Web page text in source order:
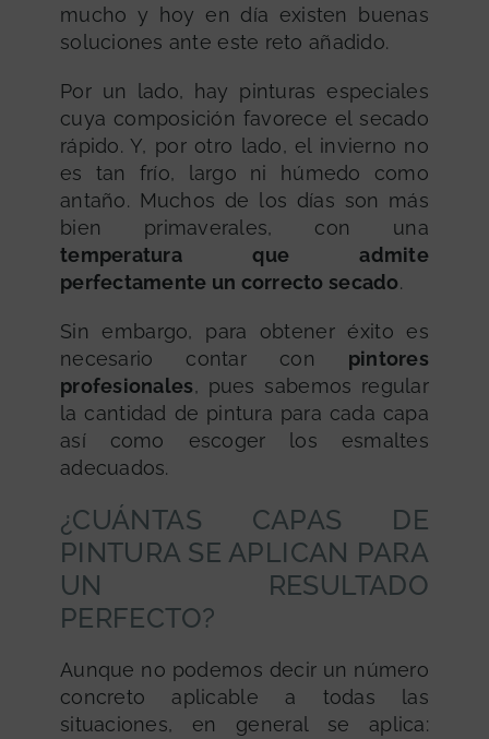
mucho y hoy en día existen buenas
soluciones ante este reto añadido.
Por un lado, hay pinturas especiales
cuya composición favorece el secado
rápido. Y, por otro lado, el invierno no
es tan frío, largo ni húmedo como
antaño. Muchos de los días son más
bien primaverales, con una
temperatura que admite
perfectamente un correcto secado.
Sin embargo, para obtener éxito es
necesario contar con pintores
profesionales, pues sabemos regular
la cantidad de pintura para cada capa
así como escoger los esmaltes
adecuados.
¿CUÁNTAS CAPAS DE
PINTURA SE APLICAN PARA
UN RESULTADO
PERFECTO?
Aunque no podemos decir un número
concreto aplicable a todas las
situaciones, en general se aplica: